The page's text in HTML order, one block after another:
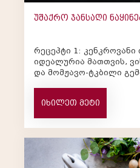
უშაქრო ჯანსაღი
რეცეპტი 1: კენკროვანი
იდეალურია მათთვის,
და მომჟავო-ტკბილი გემოები.
იხილეთ მეტი